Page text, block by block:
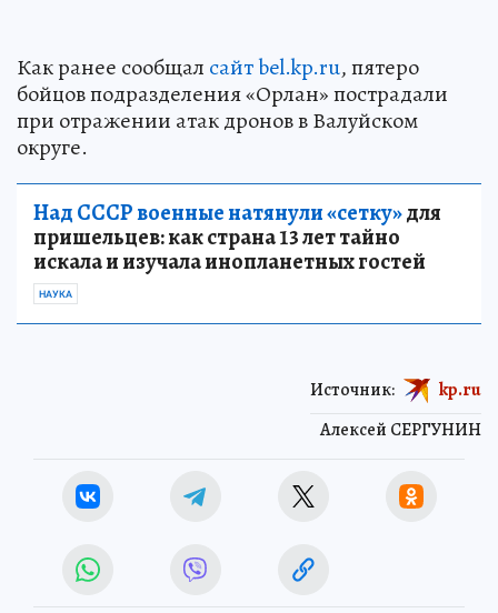
Как ранее сообщал сайт bel.kp.ru, пятеро
бойцов подразделения «Орлан» пострадали
при отражении атак дронов в Валуйском
округе.
Над СССР военные натянули «сетку»для
пришельцев: как страна 13 лет тайно
искала и изучала инопланетных гостей
НАУКА
Алексей СЕРГУНИН
Источник: kp.ru